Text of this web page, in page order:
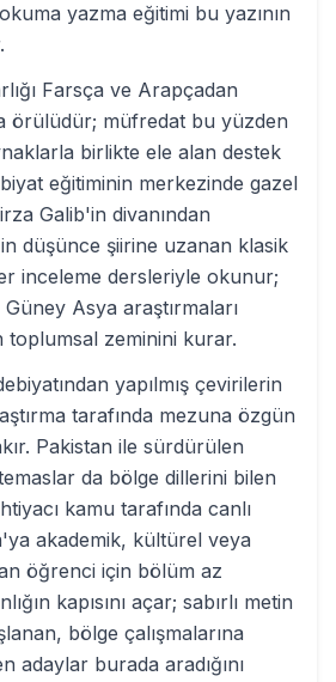
yazma eğitimi bu yazının
Farsça ve Arapçadan
örülüdür; müfredat bu yüzden
birlikte ele alan destek
eğitiminin merkezinde gazel
Galib'in divanından
düşünce şiirine uzanan klasik
inceleme dersleriyle okunur;
Asya araştırmaları
toplumsal zeminini kurar.
yapılmış çevirilerin
tarafında mezuna özgün
Pakistan ile sürdürülen
da bölge dillerini bilen
kamu tarafında canlı
akademik, kültürel veya
öğrenci için bölüm az
kapısını açar; sabırlı metin
bölge çalışmalarına
adaylar burada aradığını